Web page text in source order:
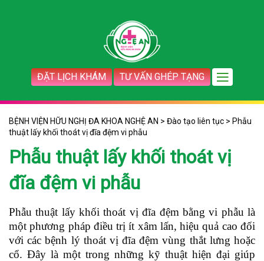
ĐẶT LỊCH KHÁM TƯ VẤN GHÉP TẠNG
BỆNH VIỆN HỮU NGHỊ ĐA KHOA NGHỆ AN > Đào tạo liên tục > Phẫu
thuật lấy khối thoát vị đĩa đệm vi phẫu
Phẫu thuật lấy khối thoát vị
đĩa đệm vi phẫu
Phẫu thuật lấy khối thoát vị đĩa đệm bằng vi phẫu là
một phương pháp điều trị ít xâm lấn, hiệu quả cao đối
với các bệnh lý thoát vị đĩa đệm vùng thắt lưng hoặc
cổ. Đây là một trong những kỹ thuật hiện đại giúp